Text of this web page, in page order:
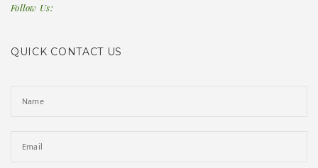
Follow Us:
QUICK CONTACT US